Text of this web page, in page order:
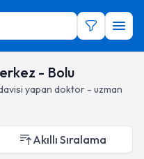
- Bolu
yapan doktor - uzman
Akıllı Sıralama